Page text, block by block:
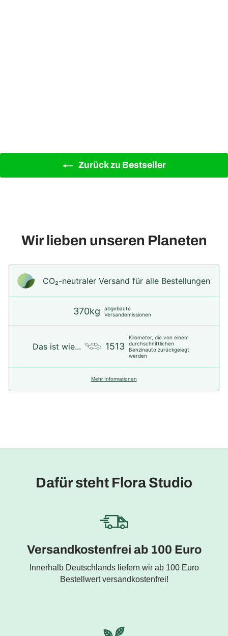
Zurück zu Bestseller
Wir lieben unseren Planeten
CO₂-neu­t­raler Versand für alle Bestellungen
370kg
abgebaute
Versandemissionen
Das ist wie... 1513
Kilometer, die von einem
durchschnittlichen
Benzinauto zurückgelegt
werden
Mehr Informationen
Dafür steht Flora Studio
Versandkostenfrei ab 100 Euro
Innerhalb Deutschlands liefern wir ab 100 Euro
Bestellwert versandkostenfrei!